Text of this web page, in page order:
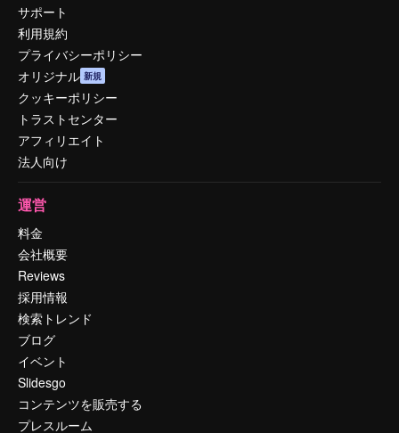
サポート
利用規約
プライバシーポリシー
オリジナル 新規
クッキーポリシー
トラストセンター
アフィリエイト
法人向け
運営
料金
会社概要
Reviews
採用情報
検索トレンド
ブログ
イベント
Slidesgo
コンテンツを販売する
プレスルーム